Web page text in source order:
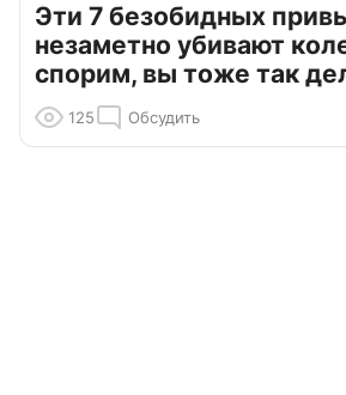
Эти 7 безобидных
незаметно убивают
спорим, вы тоже так
125 Обсудить